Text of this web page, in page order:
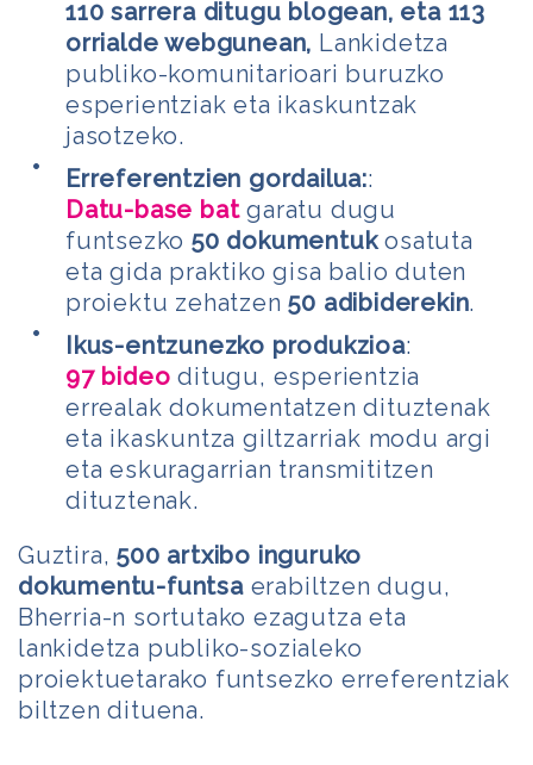
110 sarrera ditugu blogean, eta 113
orrialde webgunean, Lankidetza
publiko-komunitarioari buruzko
esperientziak eta ikaskuntzak
jasotzeko.
Erreferentzien gordailua::
Datu-base batgaratu dugu
funtsezko50 dokumentukosatuta
eta gida praktiko gisa balio duten
proiektu zehatzen 50 adibiderekin.
Ikus-entzunezko produkzioa:
97 bideo ditugu, esperientzia
errealak dokumentatzen dituztenak
eta ikaskuntza giltzarriak modu argi
eta eskuragarrian transmititzen
dituztenak.
Guztira,500 artxibo inguruko
dokumentu-funtsa erabiltzen dugu,
Bherria-n sortutako ezagutza eta
lankidetza publiko-sozialeko
proiektuetarako funtsezko erreferentziak
biltzen dituena.